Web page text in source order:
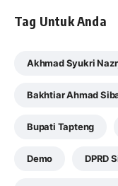
Tag Untuk Anda
Akhmad Syukri
Bakhtiar Ahmad
Bupati Tapteng
Demo DPRD